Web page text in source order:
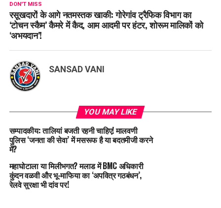
DON'T MISS
रसूखदारों के आगे नतमस्तक खाकी: गोरेगांव ट्रैफिक विभाग का
‘टोचन स्कैम’ कैमरे में कैद, आम आदमी पर हंटर, शोरूम मालिकों को
‘अभयदान’!
SANSAD VANI
YOU MAY LIKE
सम्पादकीय: तालियां बजती रहनी चाहिए! मालवणी
पुलिस ‘जनता की सेवा’ में मसरूफ है या बदतमीजी करने
में?
महाघोटाला या मिलीभगत? मलाड में BMC अधिकारी
कुंदन वळवी और भू-माफिया का ‘अपवित्र गठबंधन’,
रेलवे सुरक्षा भी दांव पर!